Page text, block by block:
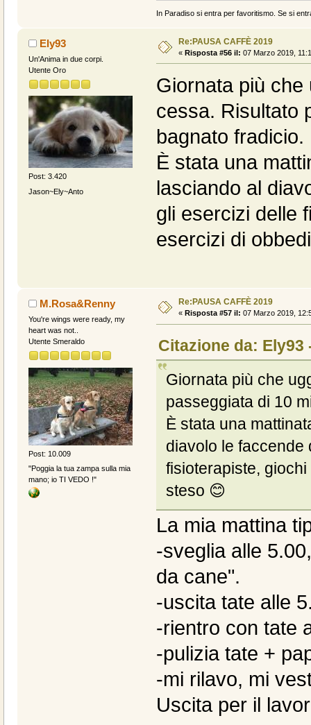
In Paradiso si entra per favoritismo. Se si
Ely93
Un'Anima in due corpi.
Utente Oro
Post: 3.420
Jason~Ely~Anto
Re:PAUSA CAFFÈ 2019
« Risposta #56 il: 07 Marzo 2019,
Giornata più
cessa. Risultato
bagnato fradicio.
È stata una
lasciando al
gli esercizi delle
esercizi di
M.Rosa&Renny
You're wings were ready, my
heart was not..
Utente Smeraldo
Post: 10.009
"Poggia la tua zampa sulla mia
mano; io TI VEDO !"
Re:PAUSA CAFFÈ 2019
« Risposta #57 il: 07 Marzo 2019,
Citazione da: Ely93
Giornata più che
passeggiata di 10
È stata una
diavolo le faccende
fisioterapiste,
steso 😊
La mia mattina
-sveglia alle
da cane".
-uscita tate alle
-rientro con tate
-pulizia tate +
-mi rilavo, mi
Uscita per il